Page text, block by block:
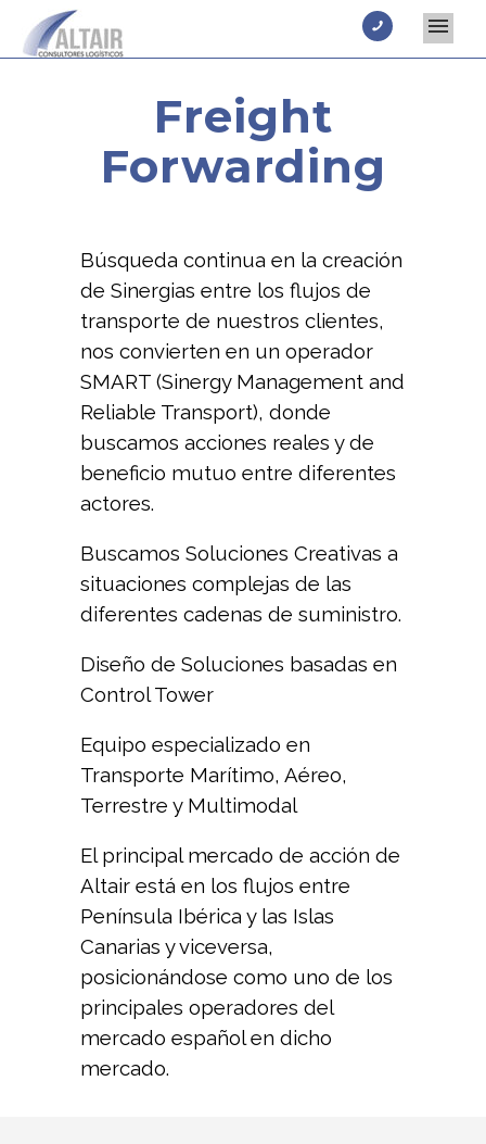
Freight
Forwarding
Búsqueda continua en la creación
de Sinergias entre los flujos de
transporte de nuestros clientes,
nos convierten en un operador
SMART (Sinergy Management and
Reliable Transport), donde
buscamos acciones reales y de
beneficio mutuo entre diferentes
actores.
Buscamos Soluciones Creativas a
situaciones complejas de las
diferentes cadenas de suministro.
Diseño de Soluciones basadas en
Control Tower
Equipo especializado en
Transporte Marítimo, Aéreo,
Terrestre y Multimodal
El principal mercado de acción de
Altair está en los flujos entre
Península Ibérica y las Islas
Canarias y viceversa,
posicionándose como uno de los
principales operadores del
mercado español en dicho
mercado.